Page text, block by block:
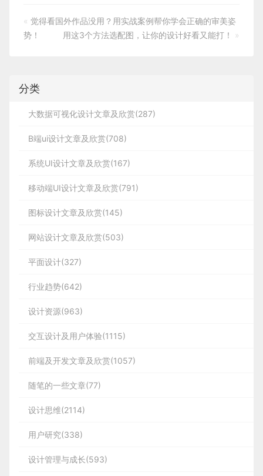
« 觉得看国外作品没用？用实战案例帮你学会正确的审美姿
势！
用这3个方法选配图，让你的设计好看又能打！ »
分类
大数据可视化设计文章及欣赏(287)
B端ui设计文章及欣赏(708)
系统UI设计文章及欣赏(167)
移动端UI设计文章及欣赏(791)
图标设计文章及欣赏(145)
网站设计文章及欣赏(503)
平面设计(327)
行业趋势(642)
设计资源(963)
交互设计及用户体验(1115)
前端及开发文章及欣赏(1057)
随笔的一些文章(77)
设计思维(2114)
用户研究(338)
设计管理与成长(593)